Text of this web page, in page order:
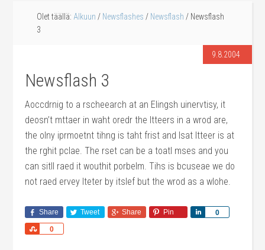
Olet täällä: Alkuun / Newsflashes / Newsflash / Newsflash
3
9.8.2004
Newsflash 3
Aoccdrnig to a rscheearch at an Elingsh uinervtisy, it
deosn’t mttaer in waht oredr the ltteers in a wrod are,
the olny iprmoetnt tihng is taht frist and lsat ltteer is at
the rghit pclae. The rset can be a toatl mses and you
can sitll raed it wouthit porbelm. Tihs is bcuseae we do
not raed ervey lteter by itslef but the wrod as a wlohe.
Share Tweet Share Pin 0
Share
0
Share